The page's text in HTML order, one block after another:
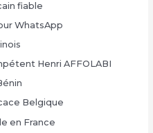
fiable
WhatsApp
Henri AFFOLABI
Belgique
en France